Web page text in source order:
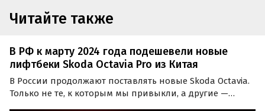
Читайте также
В РФ к марту 2024 года подешевели новые
лифтбеки Skoda Octavia Pro из Китая
В России продолжают поставлять новые Skoda Octavia.
Только не те, к которым мы привыкли, а другие —